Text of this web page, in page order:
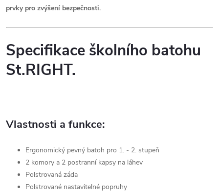
prvky pro zvýšení bezpečnosti.
Specifikace školního batohu
St.RIGHT.
Vlastnosti a funkce:
Ergonomický pevný batoh pro 1. - 2. stupeň
2 komory a 2 postranní kapsy na láhev
Polstrovaná záda
Polstrované nastavitelné popruhy